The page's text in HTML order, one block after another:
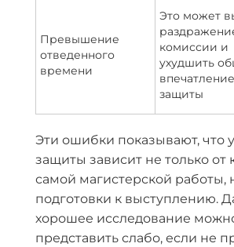
Превышение
отведенного
времени
Это может
комиссии и
ухудшить
защиты
Эти ошибки показывают, что
защиты зависит не только от
самой магистерской работы,
подготовки к выступлению.
хорошее исследование
представить слабо, если не